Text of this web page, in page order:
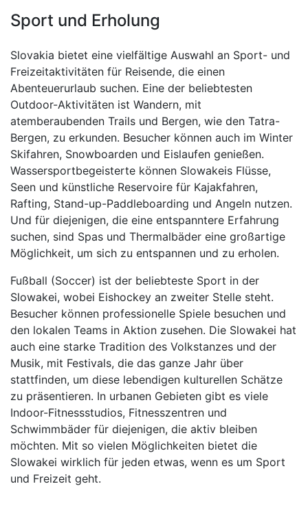
Sport und Erholung
Slovakia bietet eine vielfältige Auswahl an Sport- und
Freizeitaktivitäten für Reisende, die einen
Abenteuerurlaub suchen. Eine der beliebtesten
Outdoor-Aktivitäten ist Wandern, mit
atemberaubenden Trails und Bergen, wie den Tatra-
Bergen, zu erkunden. Besucher können auch im Winter
Skifahren, Snowboarden und Eislaufen genießen.
Wassersportbegeisterte können Slowakeis Flüsse,
Seen und künstliche Reservoire für Kajakfahren,
Rafting, Stand-up-Paddleboarding und Angeln nutzen.
Und für diejenigen, die eine entspanntere Erfahrung
suchen, sind Spas und Thermalbäder eine großartige
Möglichkeit, um sich zu entspannen und zu erholen.
Fußball (Soccer) ist der beliebteste Sport in der
Slowakei, wobei Eishockey an zweiter Stelle steht.
Besucher können professionelle Spiele besuchen und
den lokalen Teams in Aktion zusehen. Die Slowakei hat
auch eine starke Tradition des Volkstanzes und der
Musik, mit Festivals, die das ganze Jahr über
stattfinden, um diese lebendigen kulturellen Schätze
zu präsentieren. In urbanen Gebieten gibt es viele
Indoor-Fitnessstudios, Fitnesszentren und
Schwimmbäder für diejenigen, die aktiv bleiben
möchten. Mit so vielen Möglichkeiten bietet die
Slowakei wirklich für jeden etwas, wenn es um Sport
und Freizeit geht.